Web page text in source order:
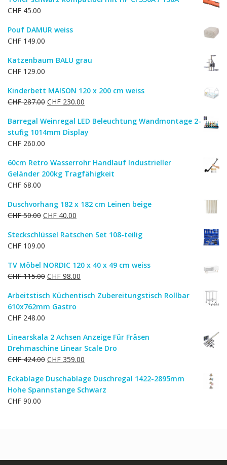
CHF 45.00
Pouf DAMUR weiss
CHF 149.00
Katzenbaum BALU grau
CHF 129.00
Kinderbett MAISON 120 x 200 cm weiss
CHF287.00 Ursprünglicher
war:
CHF 287.00
CHF 230.00
ist:
CHF 230.00.
Barregal Weinregal LED Beleuchtung Wandmontage 2-
stufig 1014mm Display
CHF 260.00
60cm Retro Wasserrohr Handlauf Industrieller
Geländer 200kg Tragfähigkeit
CHF 68.00
Duschvorhang 182 x 182 cm Leinen beige
CHF50.00 Ursprünglicher
war:
CHF 50.00
CHF 40.00
ist:
Steckschlüssel Ratschen Set 108-teilig
CHF 109.00
TV Möbel NORDIC 120 x 40 x 49 cm weiss
CHF115.00 Ursprünglicher
war:
CHF 115.00
CHF 98.00
ist:
Arbeitstisch Küchentisch Zubereitungstisch Rollbar
610x762mm Gastro
CHF 248.00
Linearskala 2 Achsen Anzeige Für Fräsen
Drehmaschine Linear Scale Dro
CHF424.00 Ursprünglicher
war:
CHF 424.00
CHF 359.00
ist:
CHF 359.00.
Eckablage Duschablage Duschregal 1422-2895mm
Hohe Spannstange Schwarz
CHF 90.00